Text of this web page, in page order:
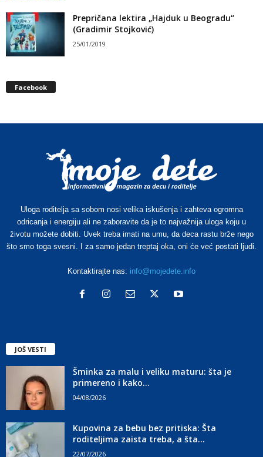
Prepričana lektira „Hajduk u Beogradu“
(Gradimir Stojković)
25/01/2019
Facebook
Uloga roditelja sa sobom nosi velika iskušenja i zahteva ogromna
odricanja i energiju ali ne zaboravite da je to najvažnija uloga koju u
životu možete dobiti. Uvek treba imati na umu, da deca rastu brže nego
što smo toga svesni. I za samo jedan treptaj oka, oni će već postati ljudi.
Kontaktirajte nas: info@mojedete.info
JOŠ VESTI
Šminka za malu i veliku maturu: šta je
primereno i kako...
04/08/2026
Kupovina za bebu bez pritiska: Šta
roditeljima zaista treba, a šta...
22/07/2026